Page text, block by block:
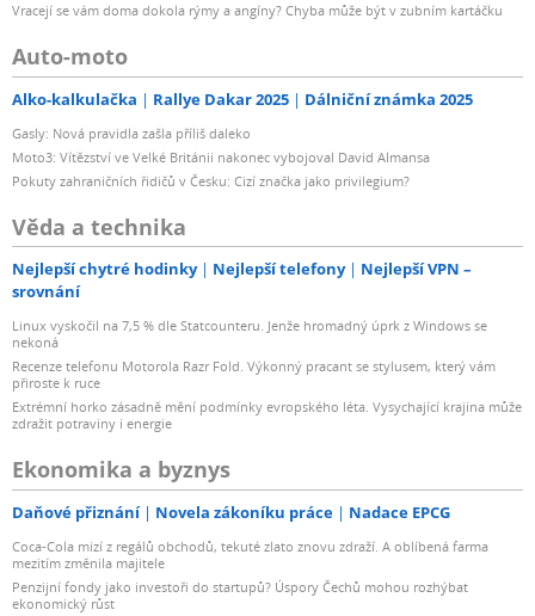
Vracejí se vám doma dokola rýmy a angíny? Chyba může být v zubním kartáčku
Auto-moto
Alko-kalkulačka Rallye Dakar 2025 Dálniční známka 2025
Gasly: Nová pravidla zašla příliš daleko
Moto3: Vítězství ve Velké Británii nakonec vybojoval David Almansa
Pokuty zahraničních řidičů v Česku: Cizí značka jako privilegium?
Věda a technika
Nejlepší chytré hodinky Nejlepší telefony
Nejlepší VPN –
srovnání
Linux vyskočil na 7,5 % dle Statcounteru. Jenže hromadný úprk z Windows se
nekoná
Recenze telefonu Motorola Razr Fold. Výkonný pracant se stylusem, který vám
přiroste k ruce
Extrémní horko zásadně mění podmínky evropského léta. Vysychající krajina může
zdražit potraviny i energie
Ekonomika a byznys
Daňové přiznání Novela zákoníku práce Nadace EPCG
Coca-Cola mizí z regálů obchodů, tekuté zlato znovu zdraží. A oblíbená farma
mezitím změnila majitele
Penzijní fondy jako investoři do startupů? Úspory Čechů mohou rozhýbat
ekonomický růst